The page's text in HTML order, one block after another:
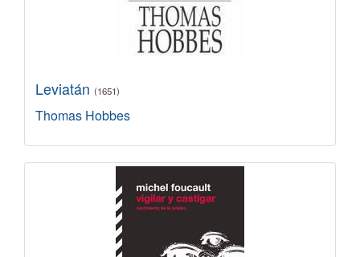
Leviatán (1651)
Thomas Hobbes